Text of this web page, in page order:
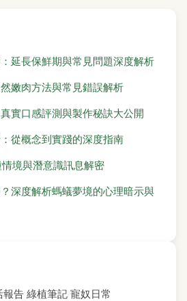
延長保鮮期與常見問題深度解析
嫩肉方法與常見錯誤解析
實口感評測與製作秘訣大公開
從概念到實踐的深度指南
境與潛意識訊息解密
深度解析螞蟻夢境的心理暗示與
報告 綠植筆記 寵奴日常